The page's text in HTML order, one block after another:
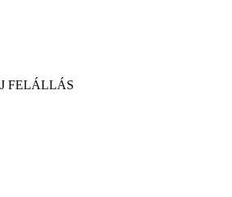
FELÁLLÁS